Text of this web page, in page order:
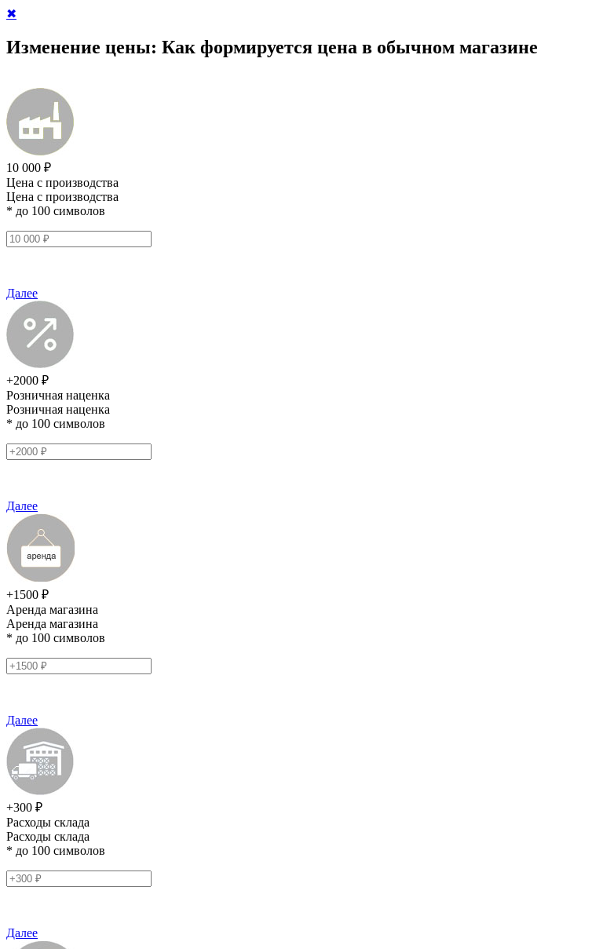
✖
Изменение цены: Как формируется цена в обычном магазине
10 000 ₽
Цена с производства
Цена с производства
* до 100 символов
Далее
+2000 ₽
Розничная наценка
Розничная наценка
* до 100 символов
Далее
+1500 ₽
Аренда магазина
Аренда магазина
* до 100 символов
Далее
+300 ₽
Расходы склада
Расходы склада
* до 100 символов
Далее